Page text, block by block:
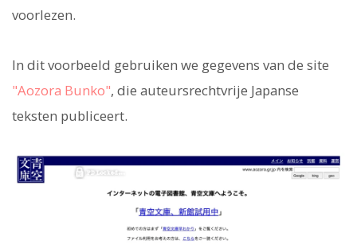
voorlezen.
In dit voorbeeld gebruiken we gegevens van de site
"Aozora Bunko", die auteursrechtvrije Japanse
teksten publiceert.